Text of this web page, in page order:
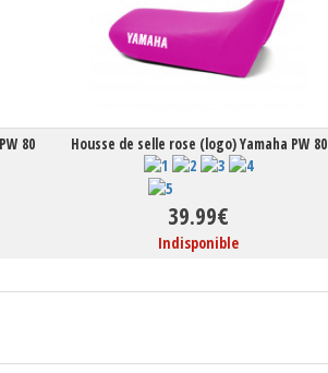
80 Housse de selle rose (logo) Yamaha PW 80
39.99€
Indisponible